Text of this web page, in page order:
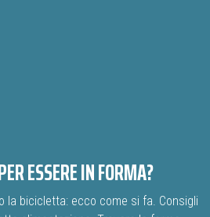
ESSERE IN FORMA?
la bicicletta: ecco come si fa. Consigli